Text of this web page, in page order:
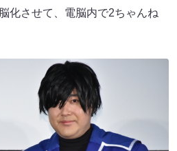
化させて、電脳内で2ちゃんね